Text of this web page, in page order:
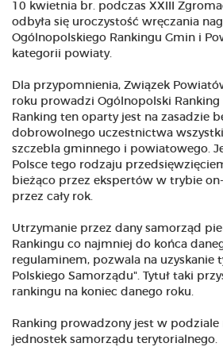
10 kwietnia br. podczas XXIII
odbyła się uroczystość wręczania
Ogólnopolskiego Rankingu Gmin i
kategorii powiaty.
Dla przypomnienia, Związek
roku prowadzi Ogólnopolski
Ranking ten oparty jest na zasadzie
dobrowolnego uczestnictwa
szczebla gminnego i powiatowego.
Polsce tego rodzaju
bieżąco przez ekspertów w trybie
przez cały rok.
Utrzymanie przez dany samorząd
Rankingu co najmniej do końca
regulaminem, pozwala na uzyskanie
Polskiego Samorządu". Tytuł taki
rankingu na koniec danego roku.
Ranking prowadzony jest w podziale
jednostek samorządu terytorialnego.